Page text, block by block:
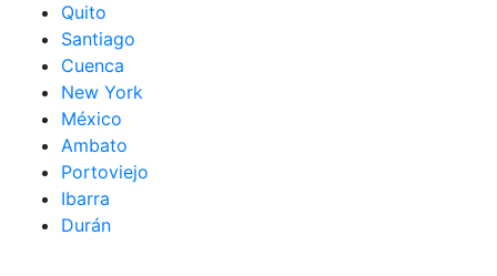
Quito
Santiago
Cuenca
New York
México
Ambato
Portoviejo
Ibarra
Durán